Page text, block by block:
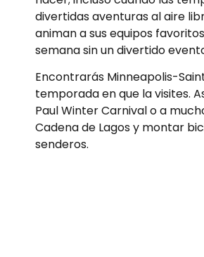
divertidas aventuras al aire
animan a sus equipos
semana sin un divertido
Encontrarás Minneapolis-
temporada en que la visites.
Paul Winter Carnival o a
Cadena de Lagos y montar
senderos.